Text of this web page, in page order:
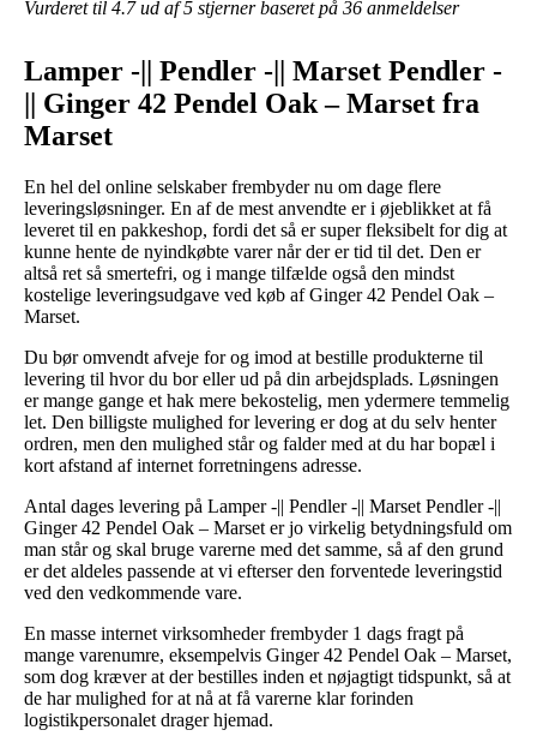
Vurderet til 4.7ud af 5 stjerner baseret på 36 anmeldelser
Lamper -|| Pendler -|| Marset Pendler -
|| Ginger 42 Pendel Oak – Marset fra
Marset
En hel del online selskaber frembyder nu om dage flere
leveringsløsninger. En af de mest anvendte er i øjeblikket at få
leveret til en pakkeshop, fordi det så er super fleksibelt for dig at
kunne hente de nyindkøbte varer når der er tid til det. Den er
altså ret så smertefri, og i mange tilfælde også den mindst
kostelige leveringsudgave ved køb af Ginger 42 Pendel Oak –
Marset.
Du bør omvendt afveje for og imod at bestille produkterne til
levering til hvor du bor eller ud på din arbejdsplads. Løsningen
er mange gange et hak mere bekostelig, men ydermere temmelig
let. Den billigste mulighed for levering er dog at du selv henter
ordren, men den mulighed står og falder med at du har bopæl i
kort afstand af internet forretningens adresse.
Antal dages levering på Lamper -|| Pendler -|| Marset Pendler -||
Ginger 42 Pendel Oak – Marset er jo virkelig betydningsfuld om
man står og skal bruge varerne med det samme, så af den grund
er det aldeles passende at vi efterser den forventede leveringstid
ved den vedkommende vare.
En masse internet virksomheder frembyder 1 dags fragt på
mange varenumre, eksempelvis Ginger 42 Pendel Oak – Marset,
som dog kræver at der bestilles inden et nøjagtigt tidspunkt, så at
de har mulighed for at nå at få varerne klar forinden
logistikpersonalet drager hjemad.